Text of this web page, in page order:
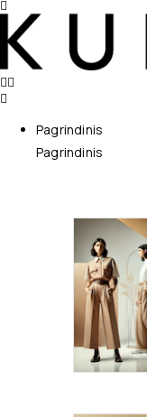
Pagrindinis
Pagrindinis